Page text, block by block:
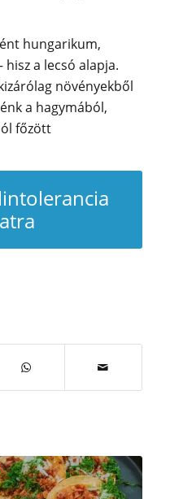
hungarikum,
a lecsó alapja.
növényekből
a hagymából,
főzött